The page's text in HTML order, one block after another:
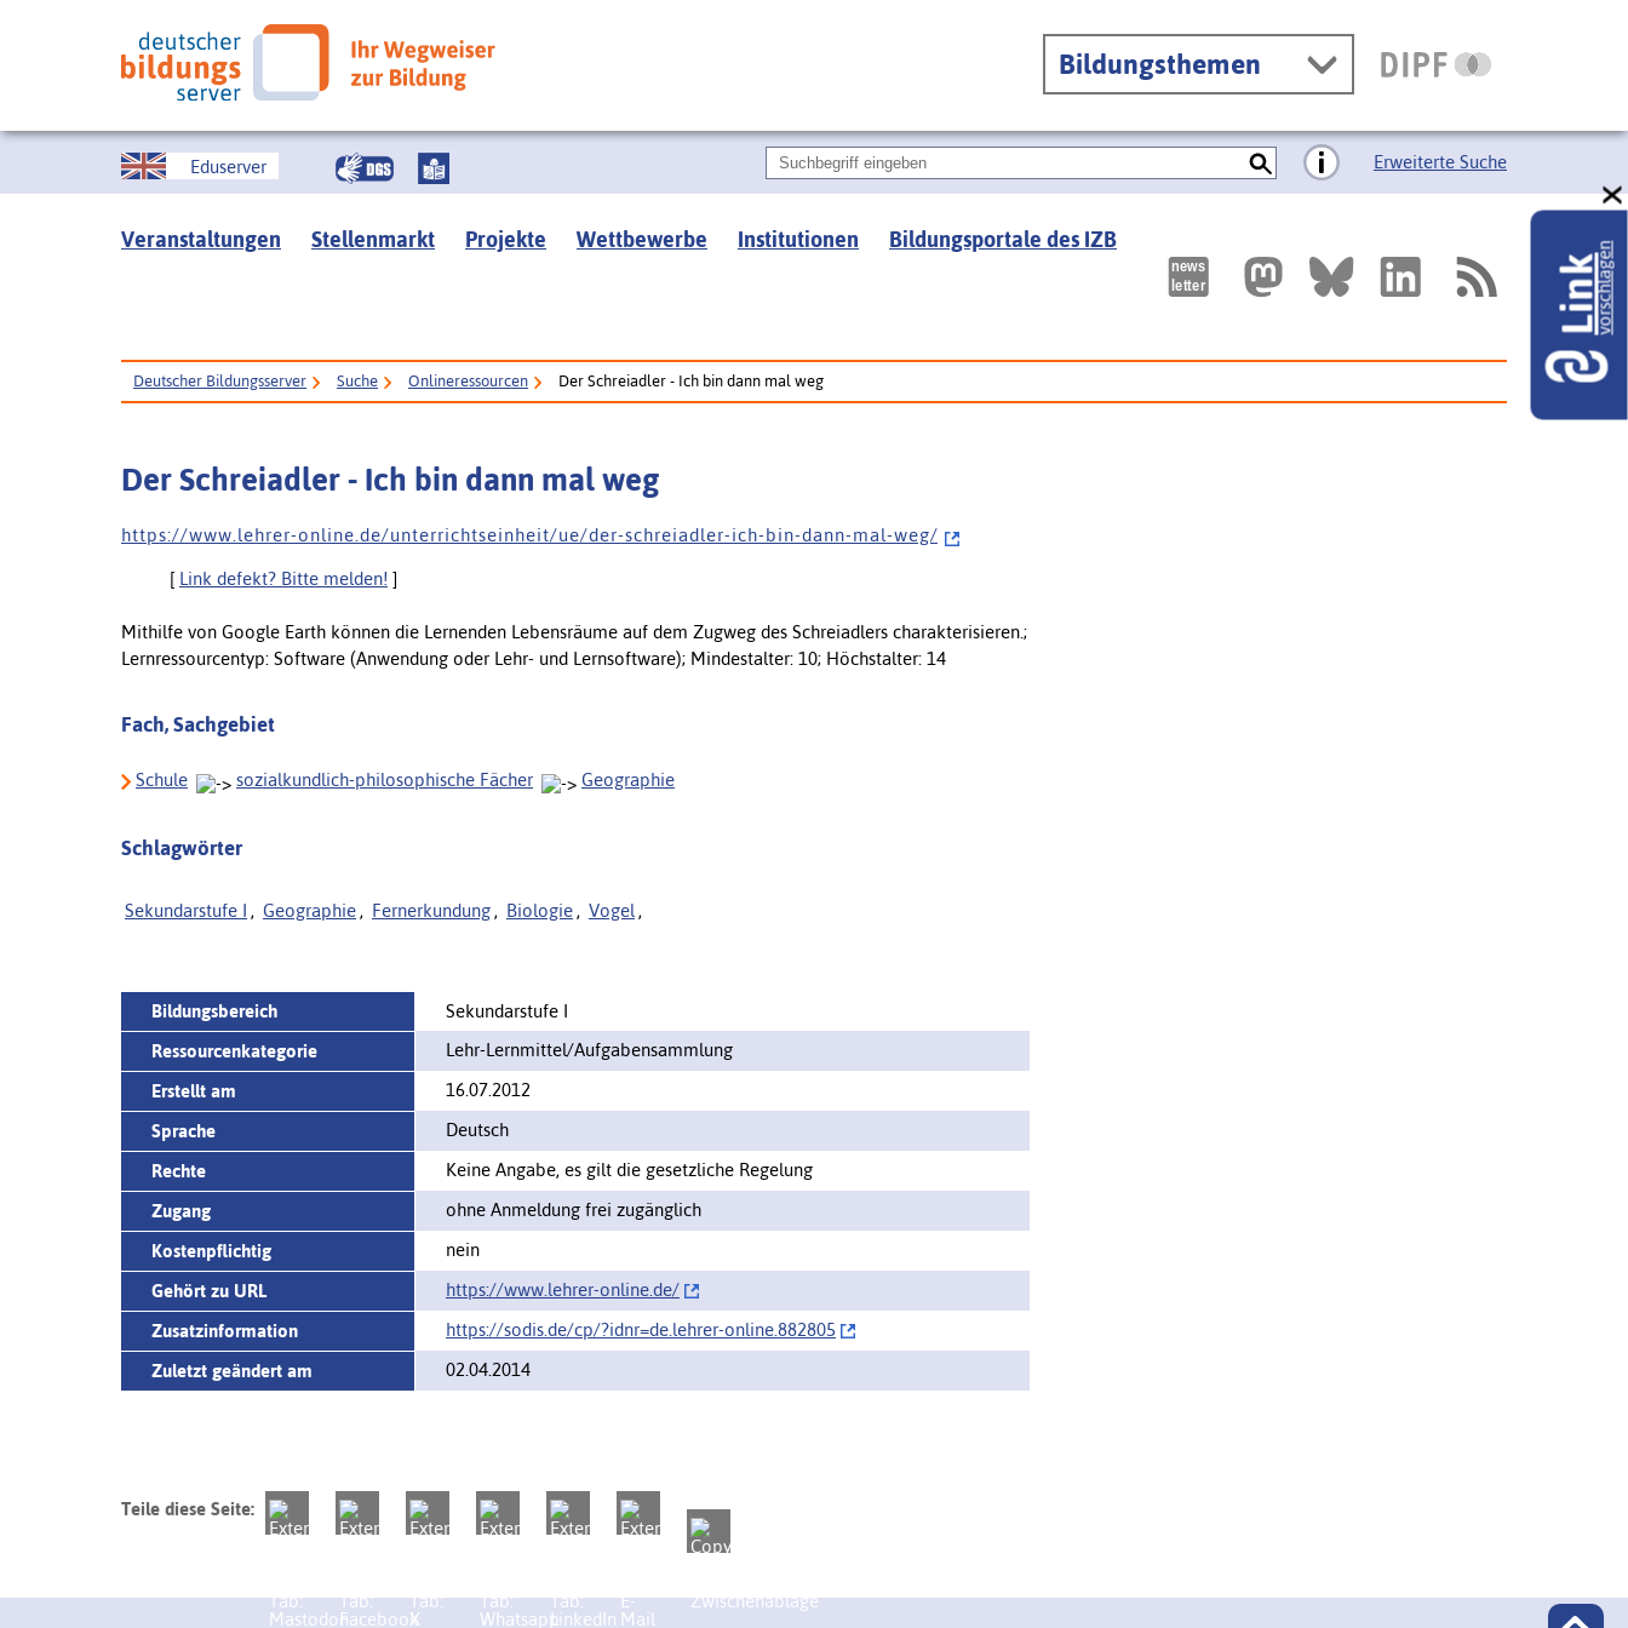
Bildungsthemen
Eduserver Erweiterte Suche
Veranstaltungen Stellenmarkt Projekte Wettbewerbe Institutionen Bildungsportale des IZB
Deutscher Bildungsserver Suche Onlineressourcen Der Schreiadler - Ich bin dann mal weg
Der Schreiadler - Ich bin dann mal weg
h t t p s : / / w w w . l e h r e r - o n l i n e . d e / u n t e r r i c h t s e i n h e i t / u e / d e r - s c h r e i a d l e r - i c h - b i n - d a n n - m a l - w e g /
[ Link defekt? Bitte melden! ]
Mithilfe von Google Earth können die Lernenden Lebensräume auf dem Zugweg des Schreiadlers charakterisieren.;
Lernressourcentyp: Software (Anwendung oder Lehr- und Lernsoftware); Mindestalter: 10; Höchstalter: 14
Fach, Sachgebiet
Schule sozialkundlich-philosophische Fächer Geographie
Schlagwörter
Sekundarstufe I , Geographie , Fernerkundung , Biologie , Vogel ,
Bildungsbereich
Sekundarstufe I
Ressourcenkategorie
Lehr-Lernmittel/Aufgabensammlung
Erstellt am
16.07.2012
Sprache
Deutsch
Rechte
Keine Angabe, es gilt die gesetzliche Regelung
Zugang
ohne Anmeldung frei zugänglich
Kostenpflichtig
nein
Gehört zu URL
https://www.lehrer-online.de/‌
Zusatzinformation
https://sodis.de/cp/‌?idnr=de.lehrer-online.882805
Zuletzt geändert am
02.04.2014
Teile diese Seite:
Linkvorschlagen